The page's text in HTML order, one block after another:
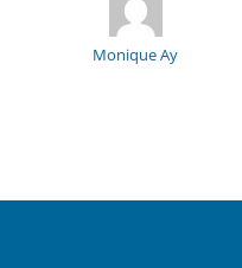
Monique Ay